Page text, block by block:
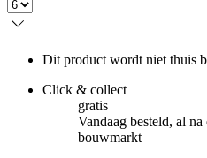
Dit product wordt niet thuis
Click & collect
gratis
Vandaag besteld, al
bouwmarkt